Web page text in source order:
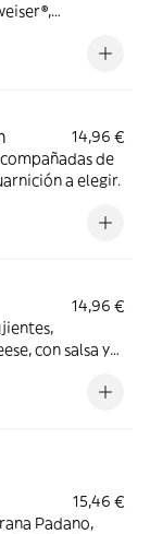
14,96 €
de
a elegir.
14,96 €
con salsa y
15,46 €
Padano,